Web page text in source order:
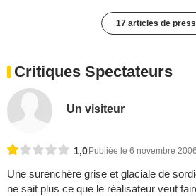
17 articles de
Critiques Spectateurs
Un visiteur
1,0Publiée le 6 novembre 2006
Une surenchère grise et glaciale de
ne sait plus ce que le réalisateur veut